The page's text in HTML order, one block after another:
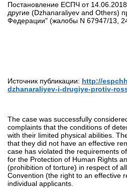
Постановление ЕСПЧ от
другие (Dzhanaraliyev and Others)
Федерации" (жалобы N 67947/13,
Источник публикации: http://
dzhanaraliyev-i-drugiye-protiv-
The case was successfully
complaints that the conditions of
with their limited physical abilities.
that they did not have an effective
case has violated the requirements
for the Protection of Human Rights
(prohibition of torture) in respect of
Convention (the right to an effective
individual applicants.